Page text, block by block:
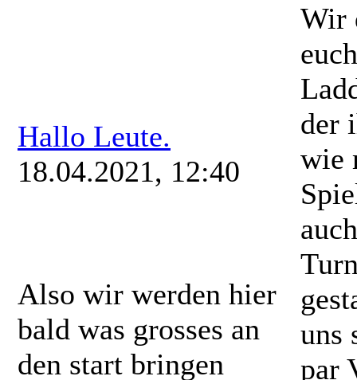
Hallo Leute.
18.04.2021, 12:40
Also wir werden hier
bald was grosses an
den start bringen
Wir
der
wie
uns
par